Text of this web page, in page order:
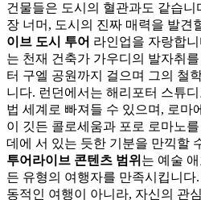
건물들은 도시의 혈관과도 같습
장 너머, 도시의 진짜 매력을 발견
이브 도시 투어 라인업을 자랑합
는 천재 건축가 가우디의 발자취
터 구엘 공원까지 걸으며 그의 철
니다. 런던에서는 해리포터 스튜
법 세계로 빠져들 수 있으며, 로마
이 깃든 콜로세움과 포로 로마노
데에 서 있는 듯한 기분을 만끽할
투어라이브 콘텐츠 범위 는 예술
든 유형의 여행자를 만족시킵니
동적인 여행이 아니라, 자신의 관